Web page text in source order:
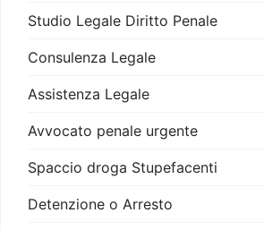
Studio Legale Diritto Penale
Consulenza Legale
Assistenza Legale
Avvocato penale urgente
Spaccio droga Stupefacenti
Detenzione o Arresto